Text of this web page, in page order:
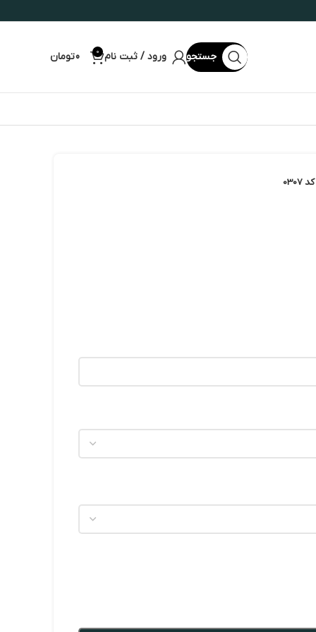
جستجو ورود / ثبت نام 0
0تومان